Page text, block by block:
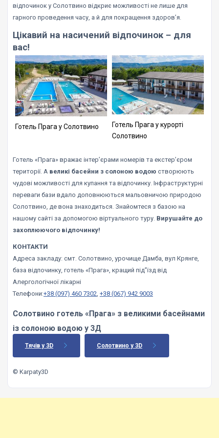
відпочинок у Солотвино відкриє можливості не лише для
гарного проведення часу, а й для покращення здоров’я.
Цікавий на насичений відпочинок – для
вас!
Готель Прага у Солотвино
Готель Прага у курорті
Солотвино
Готель «Прага» вражає інтер’єрами номерів та екстер’єром
території. А великі басейни з солоною водою створюють
чудові можливості для купання та відпочинку. Інфраструктурні
переваги бази вдало доповнюються мальовничою природою
Солотвино, де вона знаходиться. Знайомтеся з базою на
нашому сайті за допомогою віртуального туру. Вирушайте до
захоплюючого відпочинку!
КОНТАКТИ
Адреса закладу: смт. Солотвино, урочище Дамба, вул Крянге,
база відпочинку, готель «Прага», кращий під”їзд від
Алергологічної лікарні
Телефони:+38 (097) 460 7302 +38 (067) 942 9003
Солотвино готель «Прага» з великими басейнами
із солоною водою у 3Д
Тячів у 3D Солотвино у 3D
© Karpaty3D